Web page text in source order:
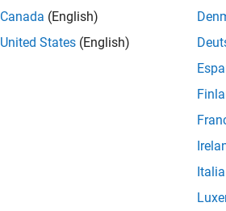
Canada (English)
United States (English)
Italia